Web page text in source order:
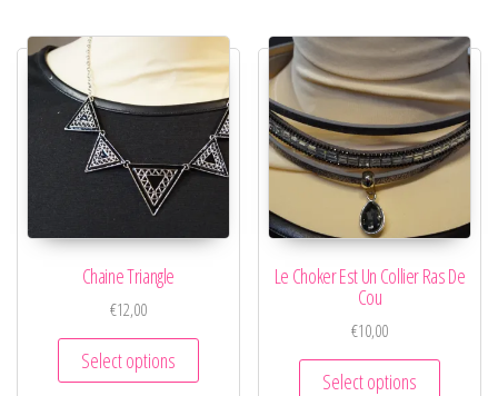
Chaine Triangle
€12,00
Select options
Le Choker Est Un Collier Ras De
Cou
€10,00
Select options